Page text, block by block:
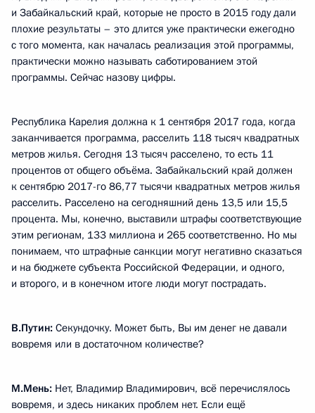
и Забайкальский край, которые не просто в 2015 году дали
плохие результаты – это длится уже практически ежегодно
с того момента, как началась реализация этой программы,
практически можно называть саботированием этой
программы. Сейчас назову цифры.
Республика Карелия должна к 1 сентября 2017 года, когда
заканчивается программа, расселить 118 тысяч квадратных
метров жилья. Сегодня 13 тысяч расселено, то есть 11
процентов от общего объёма. Забайкальский край должен
к сентябрю 2017-го 86,77 тысячи квадратных метров жилья
расселить. Расселено на сегодняшний день 13,5 или 15,5
процента. Мы, конечно, выставили штрафы соответствующие
этим регионам, 133 миллиона и 265 соответственно. Но мы
понимаем, что штрафные санкции могут негативно сказаться
и на бюджете субъекта Российской Федерации, и одного,
и второго, и в конечном итоге люди могут пострадать.
В.Путин: Секундочку. Может быть, Вы им денег не давали
вовремя или в достаточном количестве?
М.Мень: Нет, Владимир Владимирович, всё перечислялось
вовремя, и здесь никаких проблем нет. Если ещё